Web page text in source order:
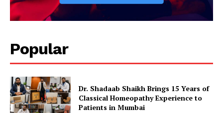
Popular
Dr. Shadaab Shaikh Brings 15 Years of
Classical Homeopathy Experience to
Patients in Mumbai